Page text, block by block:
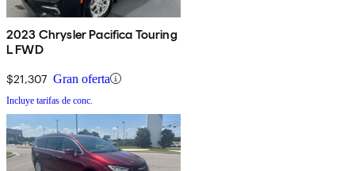
2023 Chrysler Pacifica Touring
L FWD
$21,307 Gran oferta
Incluye tarifas de conc.